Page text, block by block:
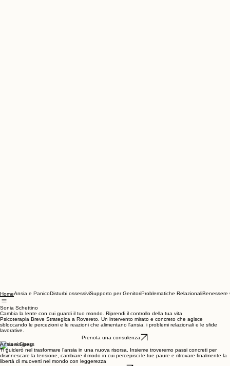
HomeAnsia e PanicoDisturbi ossessiviSupporto per GenitoriProblematiche Relazionali
Sonia Schettino
Cambia la lente con cui guardi il tuo mondo. Riprendi il controllo della tua vita
Psicoterapia Breve Strategica a Rovereto. Un intervento mirato e concreto che agisce
sbloccando le percezioni e le reazioni che alimentano l'ansia, i problemi relazionali e le sfide
lavorative.
Prenota una consulenza
Ansia e Stress